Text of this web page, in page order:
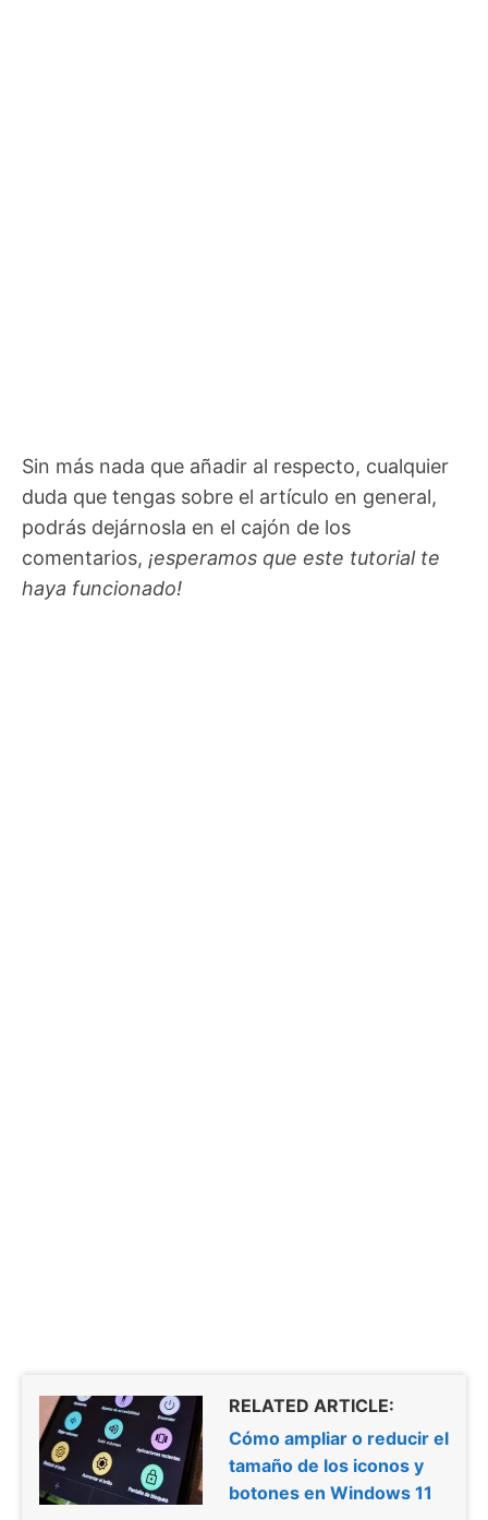
Sin más nada que añadir al respecto, cualquier
duda que tengas sobre el artículo en general,
podrás dejárnosla en el cajón de los
comentarios, ¡esperamos que este tutorial te
haya funcionado!
RELATED ARTICLE:
Cómo ampliar o reducir el
tamaño de los iconos y
botones en Windows 11